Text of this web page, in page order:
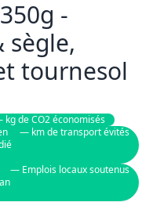
-
sègle,
tournesol
de CO2 économisés
— km de transport évités
— Emplois locaux soutenus